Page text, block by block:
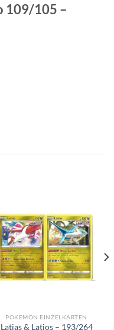
109/105 –
POKEMON EINZELKARTEN
Latias & Latios – 193/264